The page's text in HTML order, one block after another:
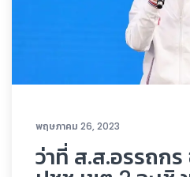
พฤษภาคม 26, 2023
ว่าที่ ส.ส.อรรถก